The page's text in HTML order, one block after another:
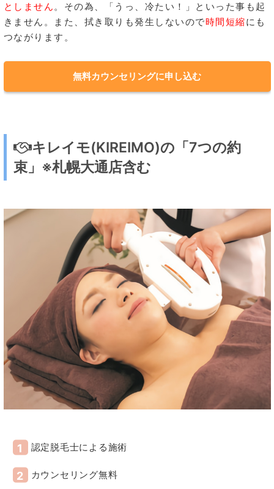
としません。その為、「うっ、冷たい！」といった事も起
きません。また、拭き取りも発生しないので時間短縮にも
つながります。
無料カウンセリングに申し込む
キレイモ(KIREIMO)の「7つの約
束」※札幌大通店含む
認定脱毛士による施術
カウンセリング無料